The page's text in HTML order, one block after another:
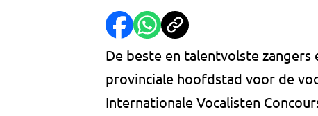
De beste en talentvolste zangers
provinciale hoofdstad voor de
Internationale Vocalisten